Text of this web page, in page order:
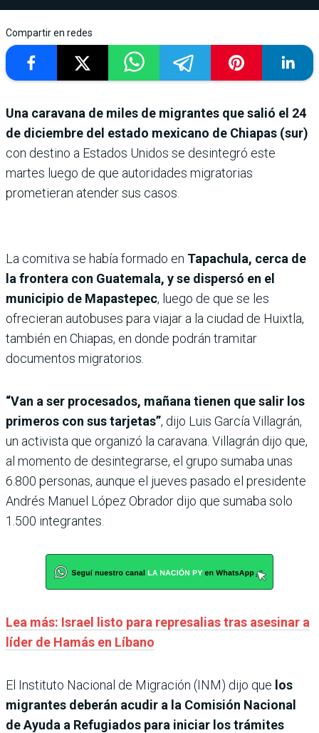
Compartir en redes
Una caravana de miles de migrantes que salió el 24
de diciembre del estado mexicano de Chiapas (sur)
con destino a Estados Unidos se desintegró este
martes luego de que autoridades migratorias
prometieran atender sus casos.
La comitiva se había formado en Tapachula, cerca de
la frontera con Guatemala, y se dispersó en el
municipio de Mapastepec, luego de que se les
ofrecieran autobuses para viajar a la ciudad de Huixtla,
también en Chiapas, en donde podrán tramitar
documentos migratorios.
“Van a ser procesados, mañana tienen que salir los
primeros con sus tarjetas”, dijo Luis García Villagrán,
un activista que organizó la caravana. Villagrán dijo que,
al momento de desintegrarse, el grupo sumaba unas
6.800 personas, aunque el jueves pasado el presidente
Andrés Manuel López Obrador dijo que sumaba solo
1.500 integrantes.
Lea más: Israel listo para represalias tras asesinar a
líder de Hamás en Líbano
El Instituto Nacional de Migración (INM) dijo que los
migrantes deberán acudir a la Comisión Nacional
de Ayuda a Refugiados para iniciar los trámites